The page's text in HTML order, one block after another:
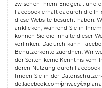
zwischen Ihrem Endgerät und
Facebook erhält dadurch die
diese Website besucht haben.
anklicken, während Sie in
können Sie die Inhalte dieser
verlinken. Dadurch kann
Benutzerkonto zuordnen. Wir
der Seiten keine Kenntnis vom
deren Nutzung durch
finden Sie in der
de.facebook.com/privacy/